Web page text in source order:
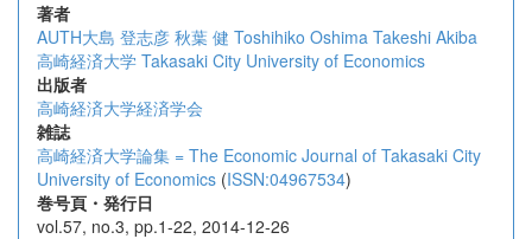
著者
AUTH大島 登志彦 秋葉 健 Toshihiko Oshima Takeshi Akiba
高崎経済大学 Takasaki City University of Economics
出版者
高崎経済大学経済学会
雑誌
高崎経済大学論集 = The Economic Journal of Takasaki City
University of Economics (ISSN:04967534)
巻号頁・発行日
vol.57, no.3, pp.1-22, 2014-12-26